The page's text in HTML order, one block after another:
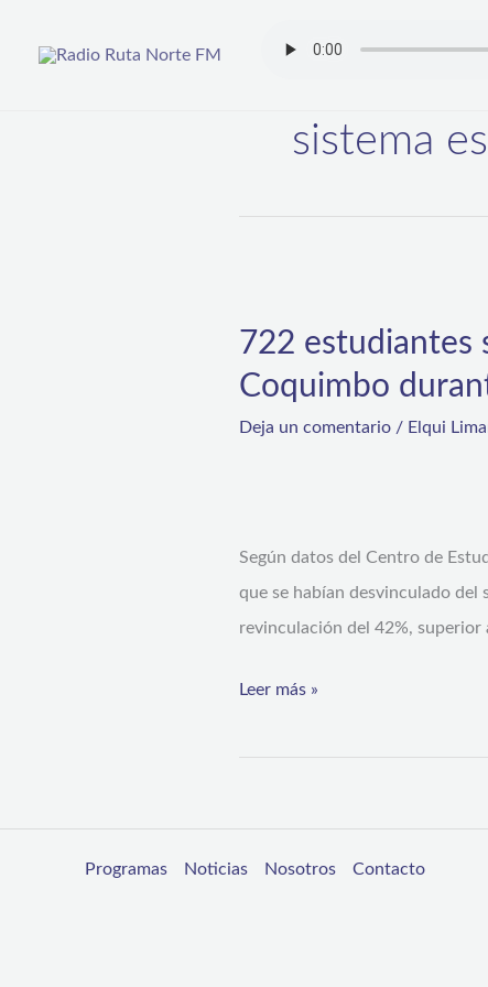
sistema
722 estudiantes
Coquimbo
Deja un comentario / Elqui
Según datos del Centro de
que se habían desvinculado del
revinculación del 42%,
se
revinculan
al
la
Región
de
durante
Leer más »
Programas Noticias Nosotros Contacto